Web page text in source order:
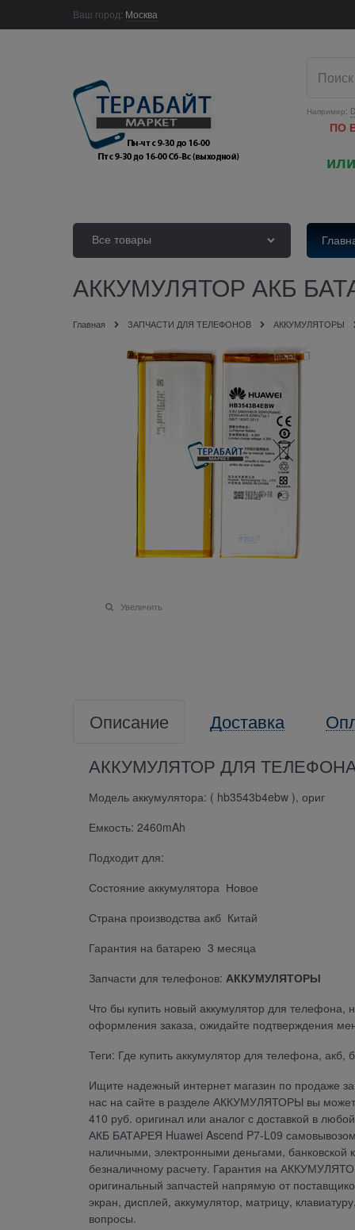
Ваш город: Москва
Например:
ПО
Все товары
АККУМУЛЯТОР АКБ
Главная ЗАПЧАСТИ ДЛЯ ТЕЛЕФОНОВ АККУМУЛЯТОРЫ
Увеличить
Описание Доставка
АККУМУЛЯТОР ДЛЯ ТЕЛЕФОНА
Модель аккумулятора: ( hb3543b4ebw ), ориг
Емкость: 2460mAh
Подходит для:
Состояние аккумулятора Новое
Страна производства акб Китай
Гарантия на батарею 3 месяца
Запчасти для телефонов: АККУМУЛЯТОРЫ
Что бы купить новый аккумулятор для
оформления заказа, ожидайте подтверждения
Теги: Где купить аккумулятор для телефона,
Ищите надежный интернет магазин по продаже
нас на сайте в разделе АККУМУЛЯТОРЫ вы
410 руб. оригинал или аналог с доставкой в
АКБ БАТАРЕЯ Huawei Ascend P7-L09
наличными, электронными деньгами,
безналичному расчету. Гарантия на
оригинальный запчастей напрямую от
экран, дисплей, аккумулятор, матрицу,
вопросы.